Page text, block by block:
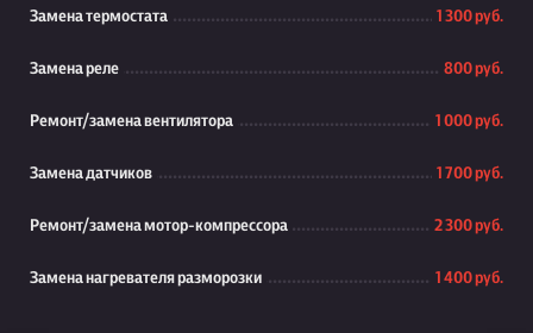
Замена термостата 1 300 руб.
Замена реле 800 руб.
Ремонт/замена вентилятора 1 000 руб.
Замена датчиков 1 700 руб.
Ремонт/замена мотор-компрессора 2 300 руб.
Замена нагревателя разморозки 1 400 руб.